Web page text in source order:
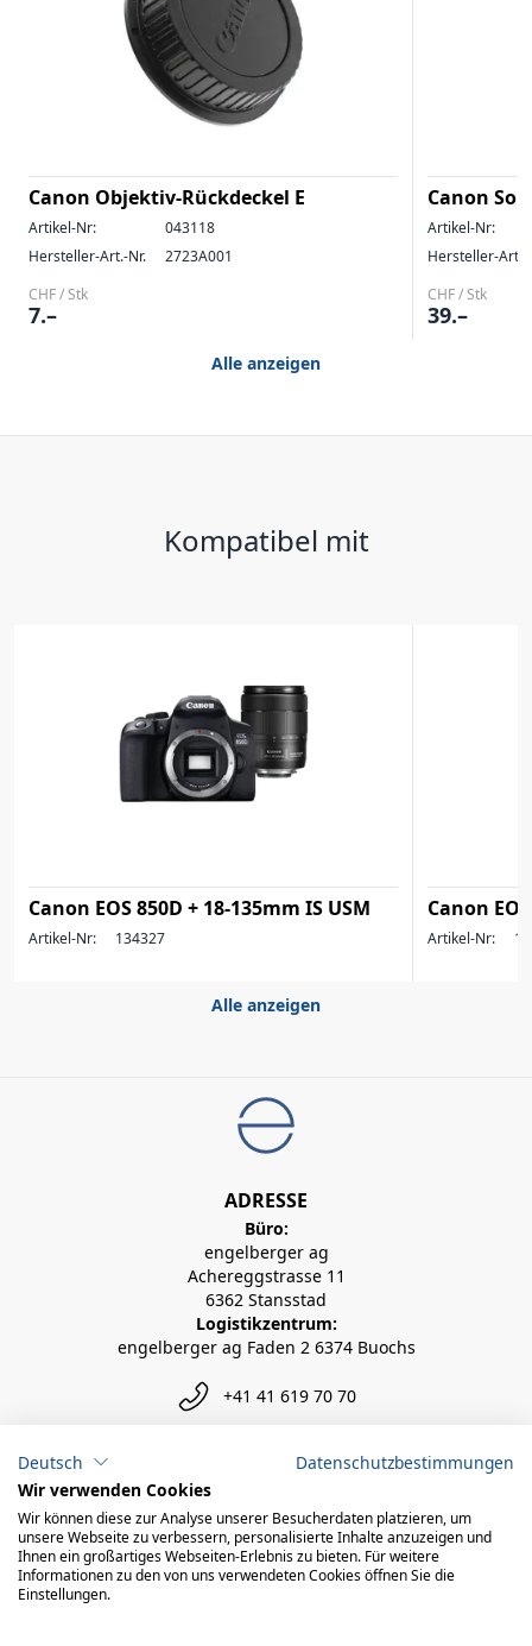
Canon Objektiv-Rückdeckel E
Artikel-Nr:
043118
Hersteller-Art.-Nr.
2723A001
CHF / Stk
7.–
Canon
Artikel-Nr:
Hersteller-Art.-
CHF / Stk
39.–
Alle anzeigen
Kompatibel mit
Canon EOS 850D + 18-135mm IS USM
Artikel-Nr: 134327
Canon
Artikel-Nr:
Alle anzeigen
ADRESSE
Büro:
engelberger ag
Achereggstrasse 11
6362 Stansstad
Logistikzentrum:
engelberger ag Faden 2 6374 Buochs
+41 41 619 70 70
info@engelberger.ch
Deutsch
Datenschutzbestimmungen
Wir verwenden Cookies
Wir können diese zur Analyse unserer Besucherdaten platzieren, um
unsere Webseite zu verbessern, personalisierte Inhalte anzuzeigen und
Ihnen ein großartiges Webseiten-Erlebnis zu bieten. Für weitere
Informationen zu den von uns verwendeten Cookies öffnen Sie die
Einstellungen.